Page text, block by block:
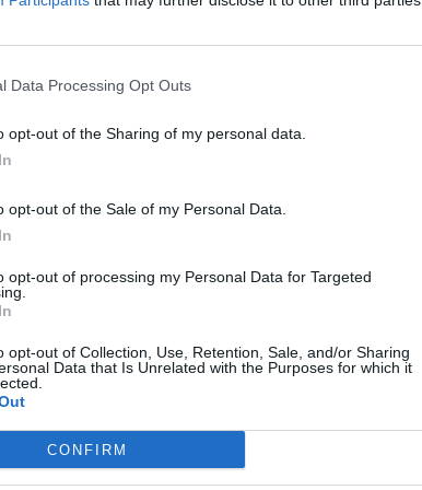
Data Processing Opt Outs
opt-out of the Sharing of my personal data.
opt-out of the Sale of my Personal Data.
opt-out of processing my Personal Data for Targeted
opt-out of Collection, Use, Retention, Sale, and/or Sharing
Data that Is Unrelated with the Purposes for which it
CONFIRM
στην κλιματική αλλαγή και στην
χώρας.
τοπικές, περιφερειακές και εθνικές
και πιθανώς αναδιάρθρωσης
Βερούτης
κάθε επιστημονική προσπάθεια που
παραγωγής, στην ήπια προσαρμογή της
ώστε να εξασφαλιστεί η βιωσιμότητα των
των παραγωγών, η επισιτιστική ασφάλεια της
της Εθνικής Στρατηγικής Προσαρμογής στην
Ενέργεια και το Κλίμα. Το έργο LandEval
επιστήμη και η καινοτομία μπορούν να